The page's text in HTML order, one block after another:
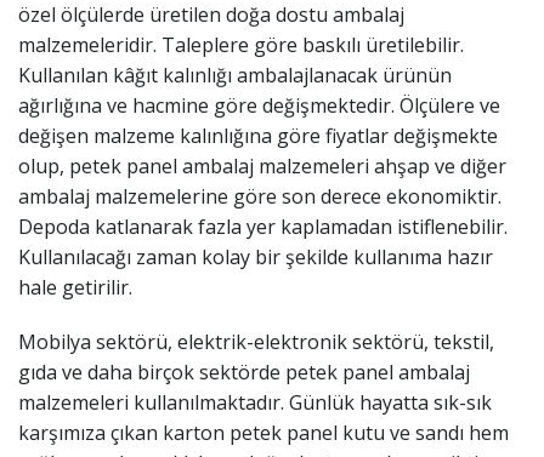
özel ölçülerde üretilen doğa dostu ambalaj
malzemeleridir. Taleplere göre baskılı üretilebilir.
Kullanılan kâğıt kalınlığı ambalajlanacak ürünün
ağırlığına ve hacmine göre değişmektedir. Ölçülere ve
değişen malzeme kalınlığına göre fiyatlar değişmekte
olup, petek panel ambalaj malzemeleri ahşap ve diğer
ambalaj malzemelerine göre son derece ekonomiktir.
Depoda katlanarak fazla yer kaplamadan istiflenebilir.
Kullanılacağı zaman kolay bir şekilde kullanıma hazır
hale getirilir.
Mobilya sektörü, elektrik-elektronik sektörü, tekstil,
gıda ve daha birçok sektörde petek panel ambalaj
malzemeleri kullanılmaktadır. Günlük hayatta sık-sık
karşımıza çıkan karton petek panel kutu ve sandı hem